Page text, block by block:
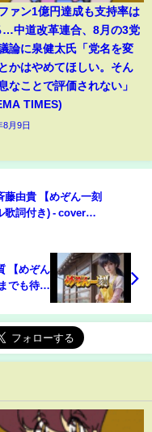
ァン1億円達成も支持率は
…中道改革連合、8月の3党
論に泉健太氏「党名を変
かはやめてほしい。そん
なことで評価されない」
TIMES)
8月9日
藤由貴 【めぞん一刻
詞付き) - cover
【めぞん
でも待ち